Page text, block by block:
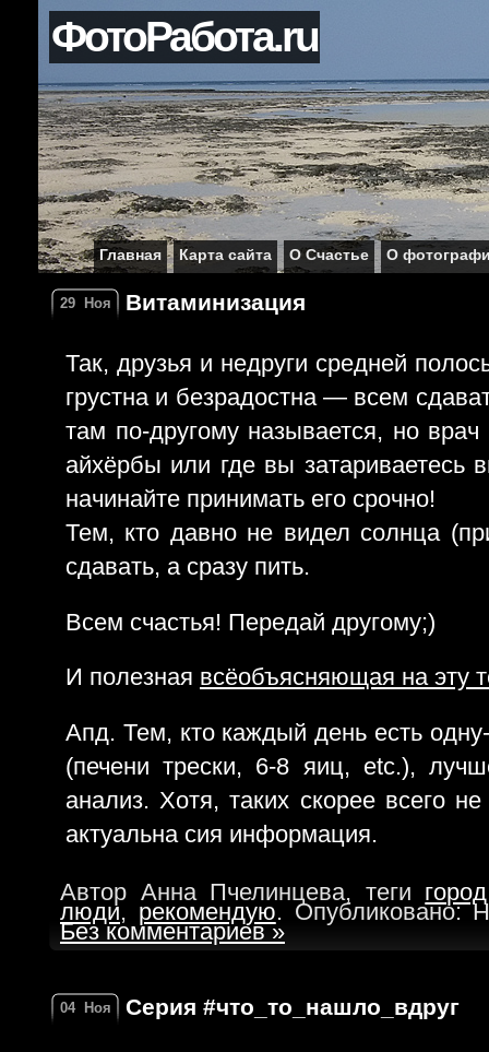
ФотоРабота.ru
Главная Карта сайта О Счастье О
29 Ноя Витаминизация
Так, друзья и недруги средней
грустна и безрадостна — всем
там по-другому называется, но
айхёрбы или где вы затариваетесь
начинайте принимать его срочно!
Тем, кто давно не видел солнца
сдавать, а сразу пить.
Всем счастья! Передай другому;)
И полезная всёобъясняющая на эту
Апд. Тем, кто каждый день есть
(печени трески, 6-8 яиц, etc.),
анализ. Хотя, таких скорее всего
актуальна сия информация.
Автор Анна Пчелинцева, теги город
люди, рекомендую. Опубликовано:
Без комментариев »
04 Ноя Серия #что_то_нашло_вдруг